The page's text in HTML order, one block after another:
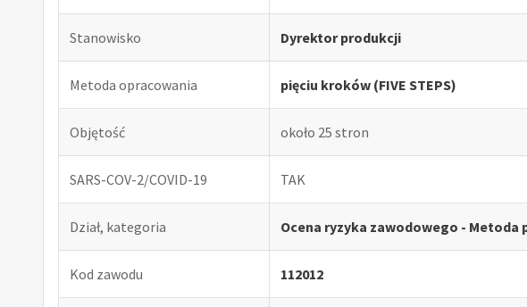
Stanowisko Dyrektor produkcji
Metoda opracowania pięciu kroków (FIVE STEPS)
Objętość około 25 stron
SARS-COV-2/COVID-19 TAK
Dział, kategoria Ocena ryzyka zawodowego - Metoda
Kod zawodu 112012